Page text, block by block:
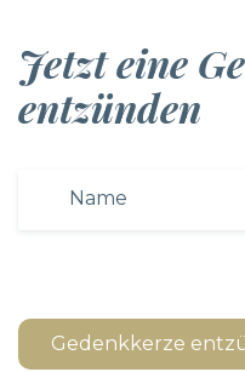
Jetzt eine
entzünden
Gedenkkerze